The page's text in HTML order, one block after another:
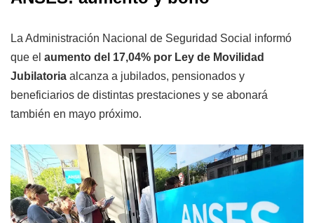
La Administración Nacional de Seguridad Social informó
que el aumento del 17,04% por Ley de Movilidad
Jubilatoria alcanza a jubilados, pensionados y
beneficiarios de distintas prestaciones y se abonará
también en mayo próximo.